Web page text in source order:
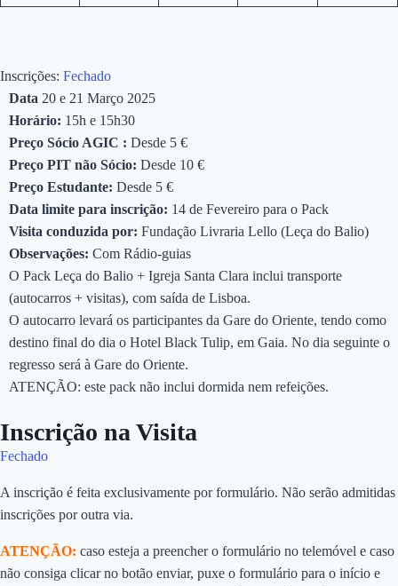
Inscrições: Fechado
Data 20 e 21 Março 2025
Horário: 15h e 15h30
Preço Sócio AGIC : Desde 5 €
Preço PIT não Sócio: Desde 10 €
Preço Estudante: Desde 5 €
Data limite para inscrição: 14 de Fevereiro para o Pack
Visita conduzida por: Fundação Livraria Lello (Leça do Balio)
Observações: Com Rádio-guias
O Pack Leça do Balio + Igreja Santa Clara inclui transporte
(autocarros + visitas), com saída de Lisboa.
O autocarro levará os participantes da Gare do Oriente, tendo como
destino final do dia o Hotel Black Tulip, em Gaia. No dia seguinte o
regresso será à Gare do Oriente.
ATENÇÃO: este pack não inclui dormida nem refeições.
Inscrição na Visita
Fechado
A inscrição é feita exclusivamente por formulário. Não serão admitidas
inscrições por outra via.
ATENÇÃO: caso esteja a preencher o formulário no telemóvel e caso
não consiga clicar no botão enviar, puxe o formulário para o início e